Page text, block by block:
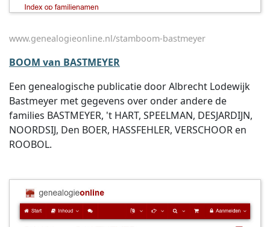
www.genealogieonline.nl/stamboom-bastmeyer
BOOM van BASTMEYER
Een genealogische publicatie door Albrecht Lodewijk
Bastmeyer met gegevens over onder andere de
families BASTMEYER, 't HART, SPEELMAN, DESJARDIJN,
NOORDSIJ, Den BOER, HASSFEHLER, VERSCHOOR en
ROOBOL.